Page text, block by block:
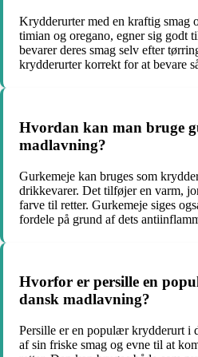
Krydderurter med en kraftig smag
timian og oregano, egner sig godt
bevarer deres smag selv efter
krydderurter korrekt for at bevare
Hvordan kan man bruge
madlavning?
Gurkemeje kan bruges som
drikkevarer. Det tilføjer en varm,
farve til retter. Gurkemeje siges
fordele på grund af dets
Hvorfor er persille en
dansk madlavning?
Persille er en populær krydderurt i
af sin friske smag og evne til at